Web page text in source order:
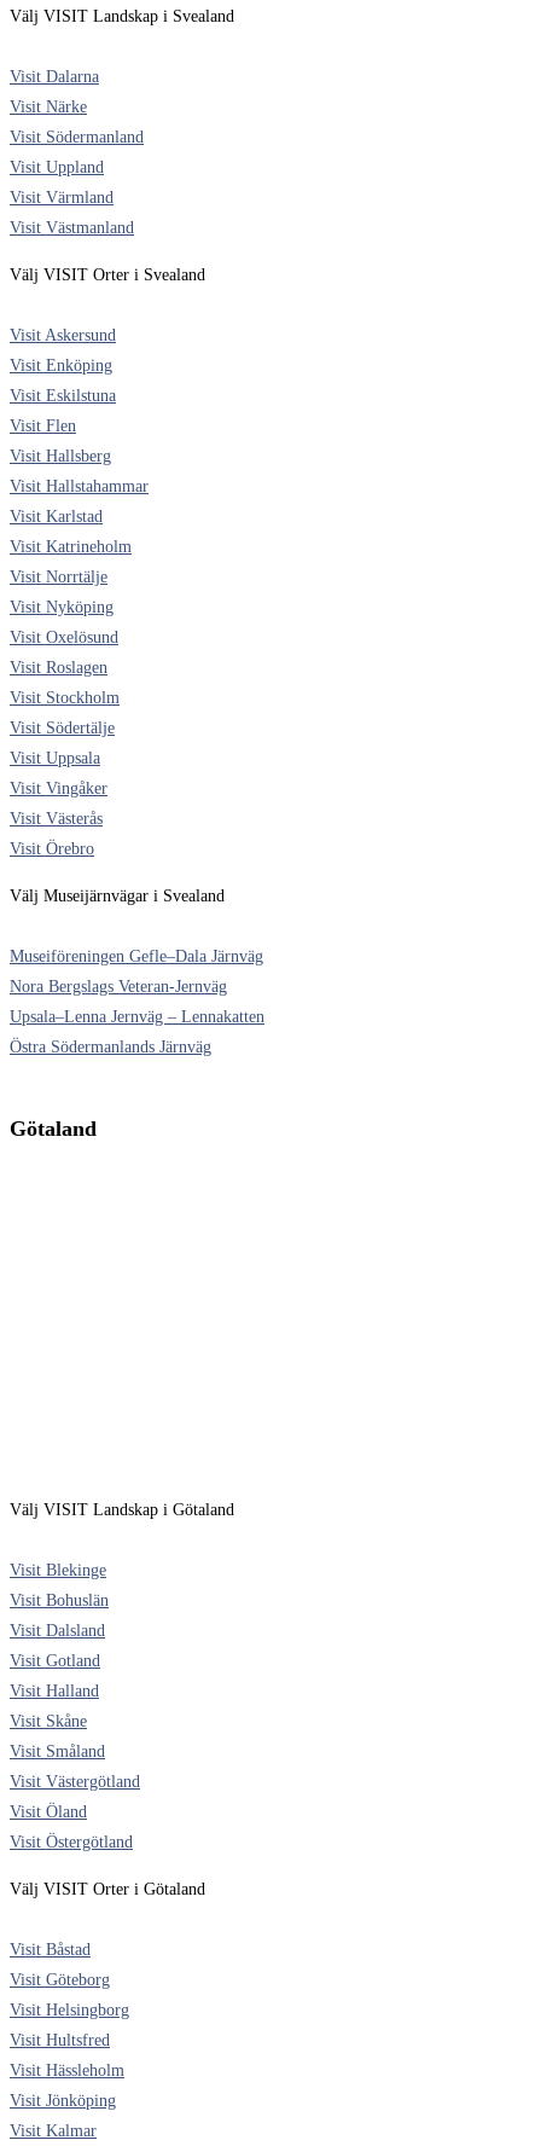
Välj VISIT Landskap i Svealand
Visit Dalarna
Visit Närke
Visit Södermanland
Visit Uppland
Visit Värmland
Visit Västmanland
Välj VISIT Orter i Svealand
Visit Askersund
Visit Enköping
Visit Eskilstuna
Visit Flen
Visit Hallsberg
Visit Hallstahammar
Visit Karlstad
Visit Katrineholm
Visit Norrtälje
Visit Nyköping
Visit Oxelösund
Visit Roslagen
Visit Stockholm
Visit Södertälje
Visit Uppsala
Visit Vingåker
Visit Västerås
Visit Örebro
Välj Museijärnvägar i Svealand
Museiföreningen Gefle–Dala Järnväg
Nora Bergslags Veteran-Jernväg
Upsala–Lenna Jernväg – Lennakatten
Östra Södermanlands Järnväg
Götaland
Välj VISIT Landskap i Götaland
Visit Blekinge
Visit Bohuslän
Visit Dalsland
Visit Gotland
Visit Halland
Visit Skåne
Visit Småland
Visit Västergötland
Visit Öland
Visit Östergötland
Välj VISIT Orter i Götaland
Visit Båstad
Visit Göteborg
Visit Helsingborg
Visit Hultsfred
Visit Hässleholm
Visit Jönköping
Visit Kalmar